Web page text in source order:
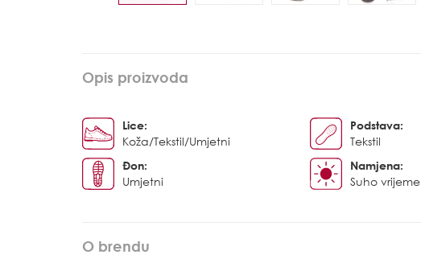
Opis proizvoda
Lice:
Koža/Tekstil/Umjetni
Podstava:
Tekstil
Đon:
Umjetni
Namjena:
Suho vrijeme
O brendu